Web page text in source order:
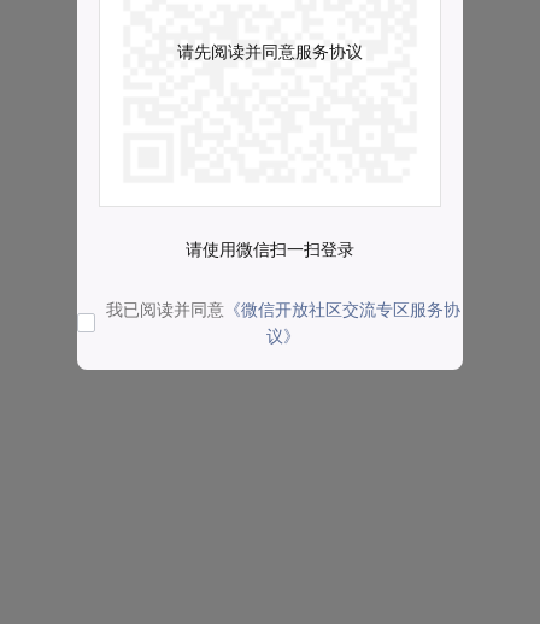
请先阅读并同意服务协议
请使用微信扫一扫登录
我已阅读并同意 《微信开放社区交流专区服务协
议》